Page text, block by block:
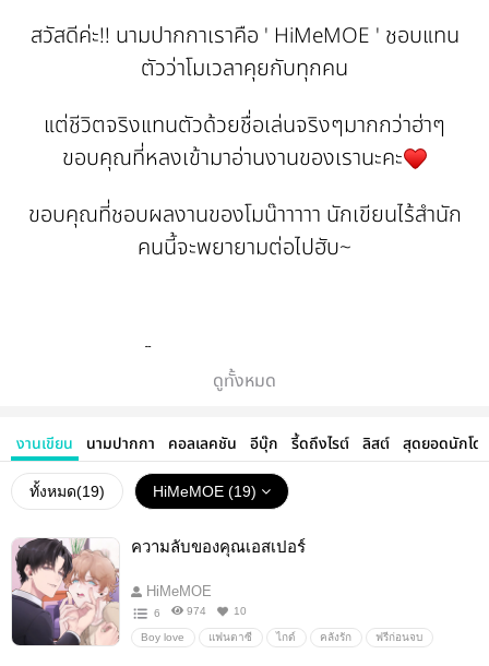
สวัสดีค่ะ!! นามปากกาเราคือ ' HiMeMOE ' ชอบแทน
ตัวว่าโมเวลาคุยกับทุกคน
แต่ชีวิตจริงแทนตัวด้วยชื่อเล่นจริงๆมากกว่าฮ่าๆ
ขอบคุณที่หลงเข้ามาอ่านงานของเรานะคะ
ขอบคุณที่ชอบผลงานของโมน๊าาาาา นักเขียนไร้สำนัก
คนนี้จะพยายามต่อไปฮับ~
ฝากสติ๊กเกอร์และงานเขียนด้วยนะคะ
ดูทั้งหมด
งานเขียน นามปากกา คอลเลคชัน อีบุ๊ก รี้ดถึงไรต์ ลิสต์ สุดยอดนักโด
ทั้งหมด(19) HiMeMOE (19)
ความลับของคุณเอสเปอร์
HiMeMOE
6 974 10
Boy love แฟนตาซี ไกด์ คลังรัก ฟรีก่อนจบ